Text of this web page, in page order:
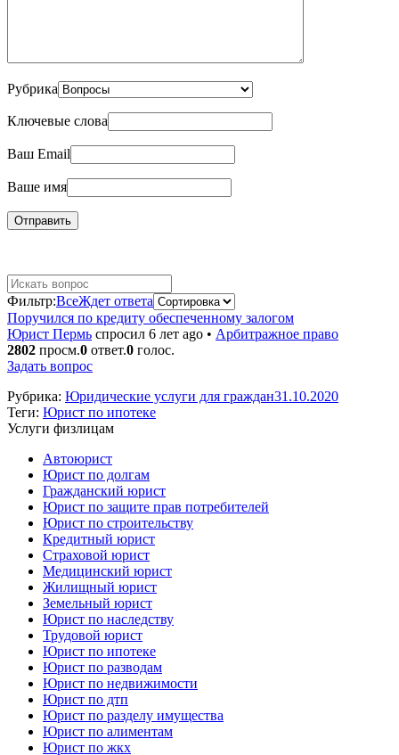
Рубрика
Ключевые слова
Ваш Email
Ваше имя
Фильтр:ВсеЖдет ответа
Поручился по кредиту обеспеченному залогом
Юрист Пермь спросил 6 лет ago • Арбитражное право
2802 просм.0 ответ.0 голос.
Задать вопрос
Рубрика: Юридические услуги для граждан31.10.2020
Теги: Юрист по ипотеке
Услуги физлицам
Автоюрист
Юрист по долгам
Гражданский юрист
Юрист по защите прав потребителей
Юрист по строительству
Кредитный юрист
Страховой юрист
Медицинский юрист
Жилищный юрист
Земельный юрист
Юрист по наследству
Трудовой юрист
Юрист по ипотеке
Юрист по разводам
Юрист по недвижимости
Юрист по дтп
Юрист по разделу имущества
Юрист по алиментам
Юрист по жкх